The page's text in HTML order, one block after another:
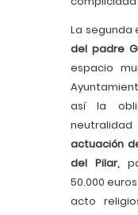
La segunda
del padre
espacio
así la
neutralidad
actuación
del Pilar,
50.000
acto